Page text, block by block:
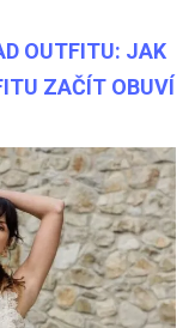
OUTFITU: JAK
ZAČÍT OBUVÍ